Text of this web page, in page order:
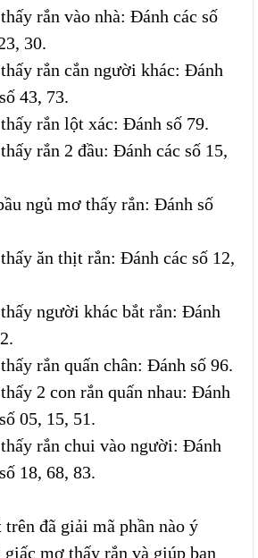
rắn vào nhà: Đánh các số
30.
rắn cắn người khác: Đánh
43, 73.
rắn lột xác: Đánh số 79.
rắn 2 đầu: Đánh các số 15,
ngủ mơ thấy rắn: Đánh số
ăn thịt rắn: Đánh các số 12,
người khác bắt rắn: Đánh
rắn quấn chân: Đánh số 96.
2 con rắn quấn nhau: Đánh
05, 15, 51.
rắn chui vào người: Đánh
18, 68, 83.
đã giải mã phần nào ý
mơ thấy rắn và giúp bạn